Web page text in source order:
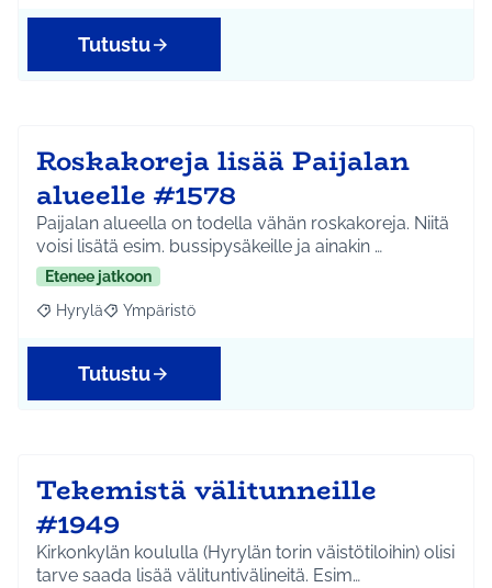
Tutustu
Roskakoreja lisää Paijalan
alueelle #1578
Paijalan alueella on todella vähän roskakoreja. Niitä
voisi lisätä esim. bussipysäkeille ja ainakin …
Etenee jatkoon
Rajaa tulokset aihepiirin mukaan: Hyrylä
Hyrylä Rajaa tulokset teeman mukaan: Ympäristö
Ympäristö
Tutustu
Tekemistä välitunneille
#1949
Kirkonkylän koululla (Hyrylän torin väistötiloihin) olisi
tarve saada lisää välituntivälineitä. Esim…